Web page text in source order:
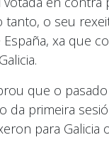
o seu
xa que
que o
primeira
para